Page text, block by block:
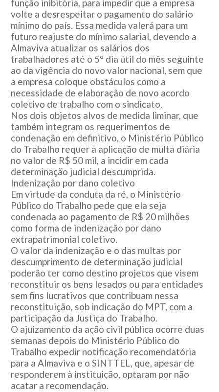
função inibitória, para impedir que a empresa
volte a desrespeitar o pagamento do salário
mínimo do país. Essa medida valerá para um
futuro reajuste do mínimo salarial, devendo a
Almaviva atualizar os salários dos
trabalhadores até o 5º dia útil do mês seguinte
ao da vigência do novo valor nacional, sem que
a empresa coloque obstáculos como a
necessidade de elaboração de novo acordo
coletivo de trabalho com o sindicato.
Nos dois objetos alvos de medida liminar, que
também integram os requerimentos de
condenação em definitivo, o Ministério Público
do Trabalho requer a aplicação de multa diária
no valor de R$ 50 mil, a incidir em cada
determinação judicial descumprida.
Indenização por dano coletivo
Em virtude da conduta da ré, o Ministério
Público do Trabalho pede que ela seja
condenada ao pagamento de R$ 20 milhões
como forma de indenização por dano
extrapatrimonial coletivo.
O valor da indenização e o das multas por
descumprimento de determinação judicial
poderão ter como destino projetos que visem
reconstituir os bens lesados ou para entidades
sem fins lucrativos que contribuam nessa
reconstituição, sob indicação do MPT, com a
participação da Justiça do Trabalho.
O ajuizamento da ação civil pública ocorre duas
semanas depois do Ministério Público do
Trabalho expedir notificação recomendatória
para a Almaviva e o SINTTEL, que, apesar de
responderem à instituição, optaram por não
acatar a recomendação.